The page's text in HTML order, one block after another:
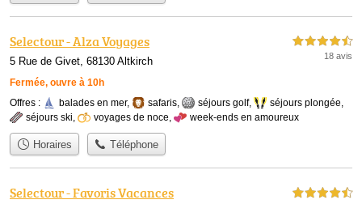
Selectour - Alza Voyages
5 Rue de Givet, 68130 Altkirch
Fermée, ouvre à 10h
4,5 étoiles sur 5
18 avis
Offres : balades en mer, safaris séjours golf, séjours plongée
séjours ski
voyages de noce week-ends en amoureux
Horaires Téléphone
Selectour - Favoris Vacances 4,5 étoiles sur 5